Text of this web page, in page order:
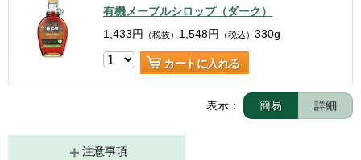
有機メープルシロップ（ダーク）
1,433円 （税抜） 1,548円 （税込） 330g
カートに入れる
表示： 簡易 詳細
注意事項